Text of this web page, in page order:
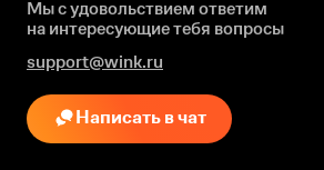
Мы с удовольствием ответим
на интересующиетебя вопросы
support@wink.ru
Написать в чат